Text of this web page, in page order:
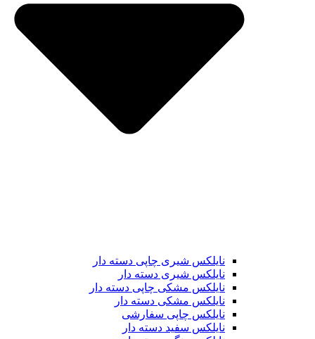
نایلکس شیری چاپی دسته دار
نایلکس شیری دسته دار
نایلکس مشکی چاپی دسته دار
نایلکس مشکی دسته دار
نایلکس چاپی سفارشی
نایلکس سفید دسته دار